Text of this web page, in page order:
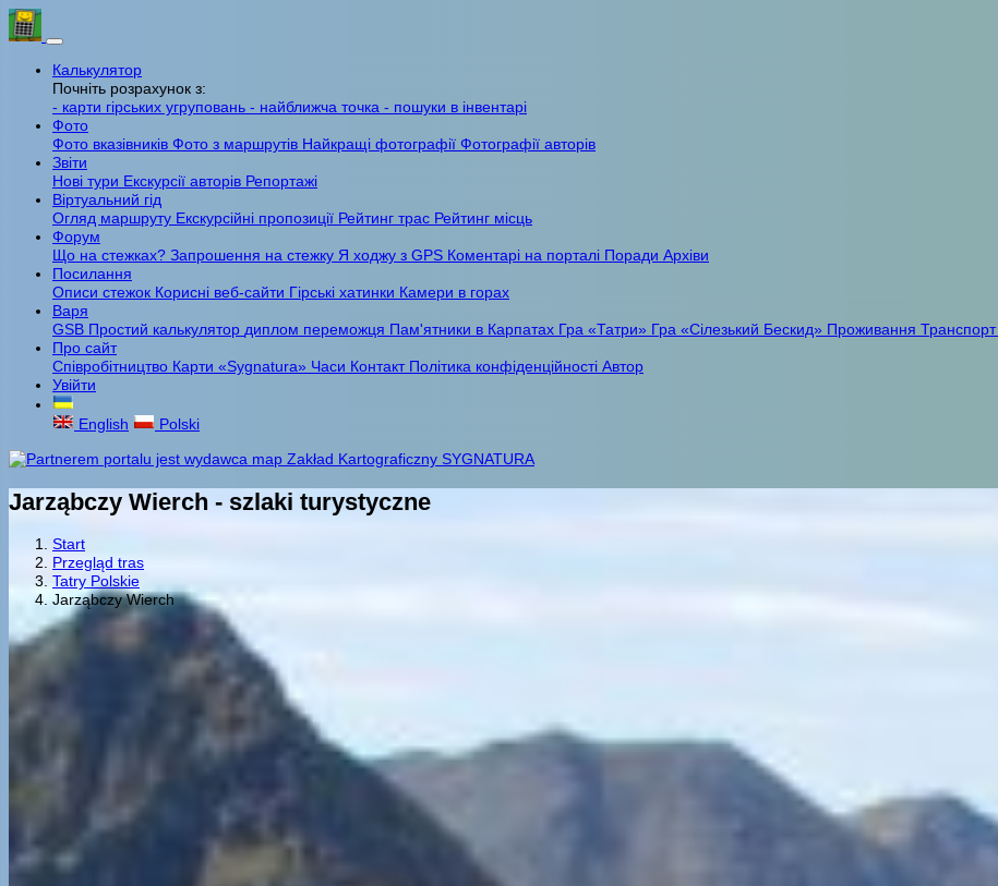
Калькулятор
Почніть розрахунок з:
- карти гірських угруповань - найближча точка - пошуки в інвентарі
Фото
Фото вказівників Фото з маршрутів Найкращі фотографії Фотографії авторів
Звіти
Нові тури Екскурсії авторів Репортажі
Віртуальний гід
Огляд маршруту Екскурсійні пропозиції Рейтинг трас Рейтинг місць
Форум
Що на стежках? Запрошення на стежку Я ходжу з GPS Коментарі на порталі Поради Архіви
Посилання
Описи стежок Корисні веб-сайти Гірські хатинки Камери в горах
Варя
GSB Простий калькулятор диплом переможця Пам'ятники в Карпатах Гра «Татри» Гра «Сілезький Бескид» Проживання Транспорт
Про сайт
Співробітництво Карти «Sygnatura» Часи Контакт Політика конфіденційності Автор
Увійти
English Polski
Jarząbczy Wierch - szlaki turystyczne
Start
Przegląd tras
Tatry Polskie
Jarząbczy Wierch